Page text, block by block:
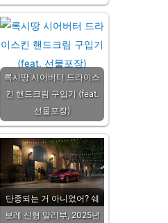
록시땅 시어버터 드라이스
킨 핸드크림 구입기 (feat.
선물포장)
단종되는 거 아니었어? 쉐
보레 신형 말리부, 2025년